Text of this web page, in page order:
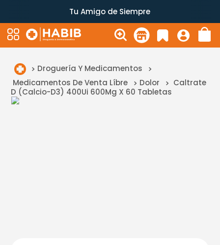
Tu Amigo de Siempre
Droguería Y Medicamentos
Medicamentos De Venta Líbre
Dolor
Caltrate
D (Calcio-D3) 400Ui 600Mg X 60 Tabletas